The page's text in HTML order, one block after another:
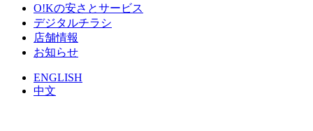
O!Kの安さとサービス
デジタルチラシ
店舗情報
お知らせ
ENGLISH
中文